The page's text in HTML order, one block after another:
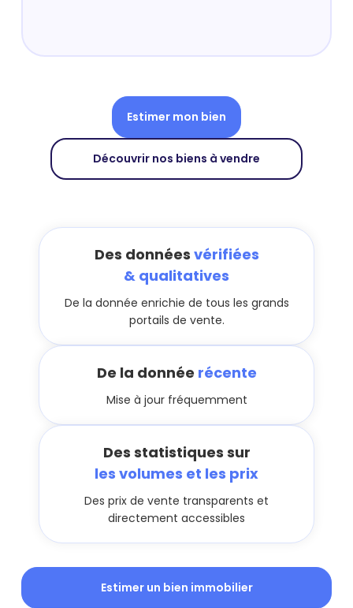
Estimer mon bien
Découvrir nos biens à vendre
Des données vérifiées
& qualitatives
De la donnée enrichie de tous les grands
portails de vente.
De la donnée récente
Mise à jour fréquemment
Des statistiques sur
les volumes et les prix
Des prix de vente transparents et
directement accessibles
Estimer un bien immobilier